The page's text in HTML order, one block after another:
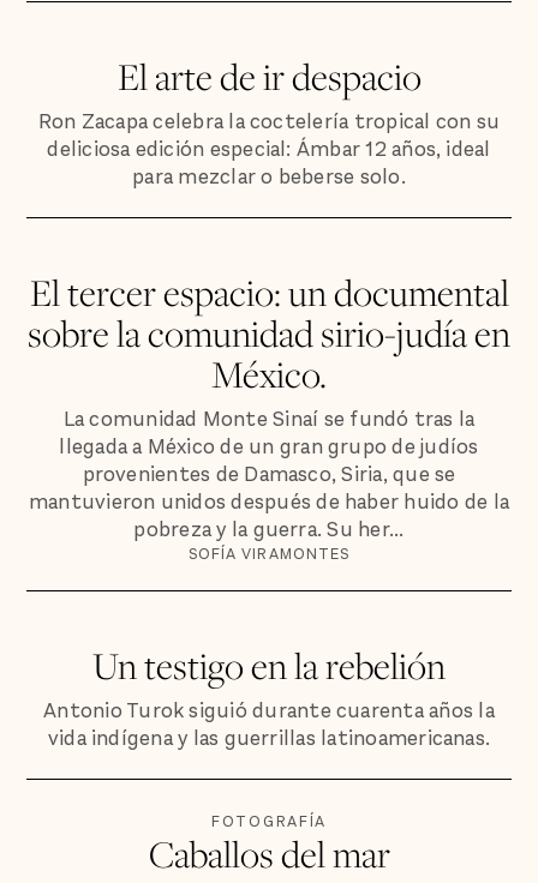
El arte de ir despacio
Ron Zacapa celebra la coctelería tropical con su
deliciosa edición especial: Ámbar 12 años, ideal
para mezclar o beberse solo.
El tercer espacio: un documental
sobre la comunidad sirio-judía en
México.
La comunidad Monte Sinaí se fundó tras la
llegada a México de un gran grupo de judíos
provenientes de Damasco, Siria, que se
mantuvieron unidos después de haber huido de la
pobreza y la guerra. Su her...
SOFÍA VIRAMONTES
Un testigo en la rebelión
Antonio Turok siguió durante cuarenta años la
vida indígena y las guerrillas latinoamericanas.
FOTOGRAFÍA
Caballos del mar